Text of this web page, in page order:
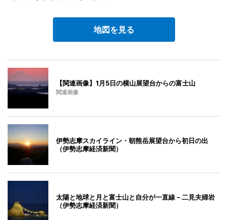
地図を見る
【関連画像】1月5日の横山展望台からの富士山
関連画像
伊勢志摩スカイライン・朝熊岳展望台から初日の出
（伊勢志摩経済新聞）
太陽と地球と月と富士山と自分が一直線－二見夫婦岩
（伊勢志摩経済新聞）